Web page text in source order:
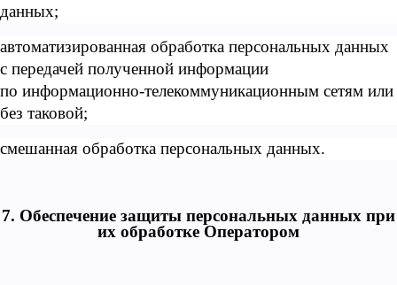
данных;
автоматизированная обработка персональных данных
с передачей полученной информации
по информационно-телекоммуникационным сетям или
без таковой;
смешанная обработка персональных данных.
7. Обеспечение защиты персональных данных при
их обработке Оператором